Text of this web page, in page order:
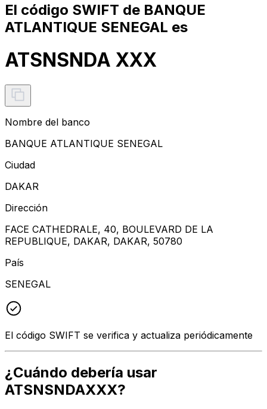
El código SWIFT de BANQUE
ATLANTIQUE SENEGAL es
ATSNSNDA XXX
Nombre del banco
BANQUE ATLANTIQUE SENEGAL
Ciudad
DAKAR
Dirección
FACE CATHEDRALE, 40, BOULEVARD DE LA
REPUBLIQUE, DAKAR, DAKAR, 50780
País
SENEGAL
El código SWIFT se verifica y actualiza periódicamente
¿Cuándo debería usar
ATSNSNDAXXX?